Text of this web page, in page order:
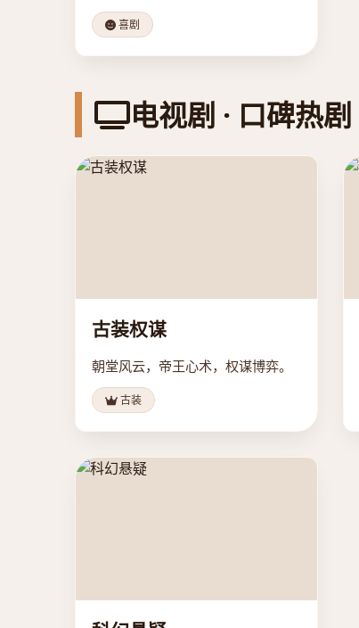
喜剧
电视剧 · 口碑热剧
古装权谋
朝堂风云，帝王心术，权谋博弈。
古装